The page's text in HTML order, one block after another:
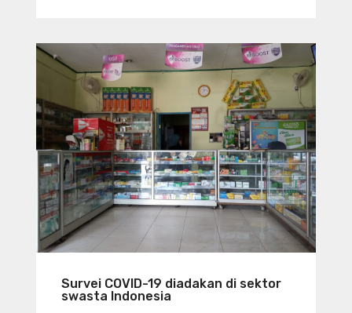
Survei COVID-19 diadakan di sektor
swasta Indonesia